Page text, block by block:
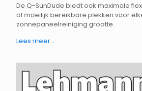
De Q-SunDude biedt ook maximale
of moeilijk bereikbare plekken voor
zonnepaneelreiniging grootte.
Lees meer…